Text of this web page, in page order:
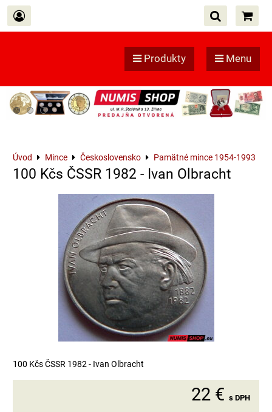
Produkty Menu
Úvod Mince Československo Pamätné mince 1954-1993
100 Kčs ČSSR 1982 - Ivan Olbracht
100 Kčs ČSSR 1982 - Ivan Olbracht
22 € s DPH